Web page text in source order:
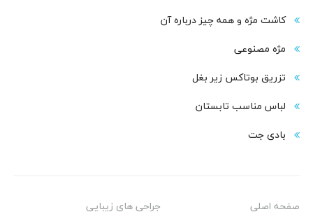
کاشت مژه و همه چیز درباره آن
مژه مصنوعی
تزریق بوتاکس زیر بغل
لباس مناسب تابستان
بادی‌ جت
صفحه اصلی جراحی های زیبایی